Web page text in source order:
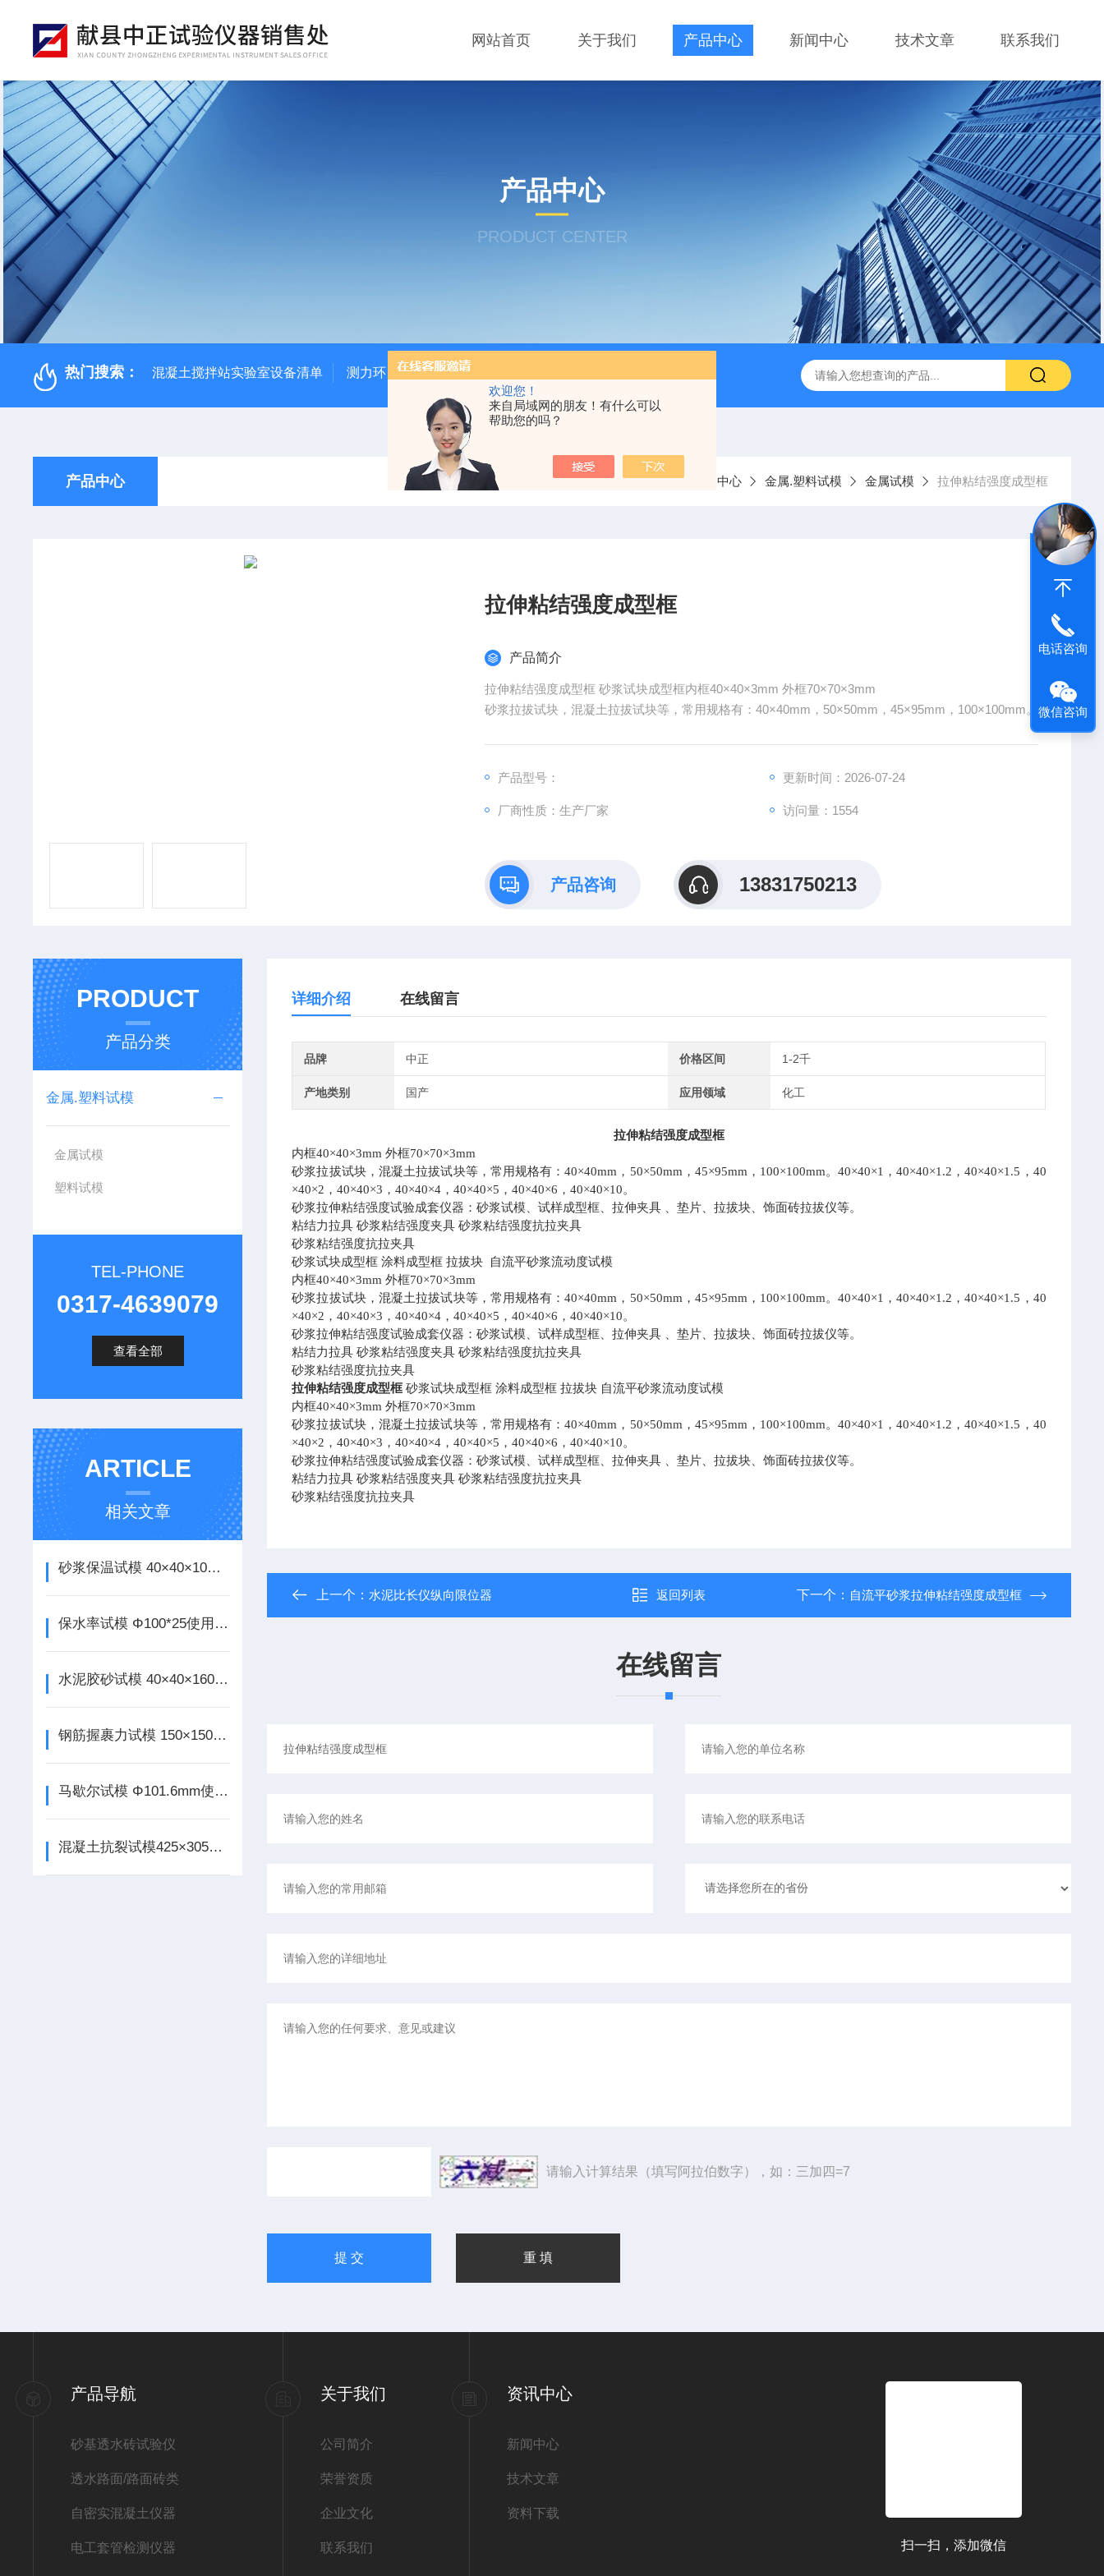
欢迎您！
来自局域网的朋友！有什么可以
帮助您的吗？
网站首页 关于我们 产品中心 新闻中心 技术文章 联系我们
产品中心
PRODUCT CENTER
热门搜索： 混凝土搅拌站实验室设备清单 测力环 混凝土抗弯拉弹性模量试验装置 钢结构防火涂料测厚仪 砂基透水砖透水速率试验装置
产品中心 当前位置：首页 产品中心 金属.塑料试模 金属试模 拉伸粘结强度成型框
拉伸粘结强度成型框
产品简介
拉伸粘结强度成型框 砂浆试块成型框内框40×40×3mm 外框70×70×3mm
砂浆拉拔试块，混凝土拉拔试块等，常用规格有：40×40mm，50×50mm，45×95mm，100×100mm。
产品型号： 更新时间：2026-07-24
厂商性质：生产厂家 访问量：1554
产品咨询 13831750213
PRODUCT
产品分类
金属.塑料试模
金属试模
塑料试模
TEL-PHONE
0317-4639079
查看全部
ARTICLE
相关文章
砂浆保温试模 40×40×10使用说明
保水率试模 Φ100*25使用说明
水泥胶砂试模 40×40×160使用说明
钢筋握裹力试模 150×150×150mm使用说明
马歇尔试模 Φ101.6mm使用说明
混凝土抗裂试模425×305×100使用说明
详细介绍 在线留言
品牌 中正 价格区间 1-2千
产地类别 国产 应用领域 化工
拉伸粘结强度成型框
内框40×40×3mm 外框70×70×3mm
砂浆拉拔试块，混凝土拉拔试块等，常用规格有：40×40mm，50×50mm，45×95mm，100×100mm。40×40×1，40×40×1.2，40×40×1.5，40
×40×2，40×40×3，40×40×4，40×40×5，40×40×6，40×40×10。
砂浆拉伸粘结强度试验成套仪器：砂浆试模、试样成型框、拉伸夹具 、垫片、拉拔块、饰面砖拉拔仪等。
粘结力拉具 砂浆粘结强度夹具 砂浆粘结强度抗拉夹具
砂浆粘结强度抗拉夹具
砂浆试块成型框 涂料成型框 拉拔块 自流平砂浆流动度试模
内框40×40×3mm 外框70×70×3mm
砂浆拉拔试块，混凝土拉拔试块等，常用规格有：40×40mm，50×50mm，45×95mm，100×100mm。40×40×1，40×40×1.2，40×40×1.5，40
×40×2，40×40×3，40×40×4，40×40×5，40×40×6，40×40×10。
砂浆拉伸粘结强度试验成套仪器：砂浆试模、试样成型框、拉伸夹具 、垫片、拉拔块、饰面砖拉拔仪等。
粘结力拉具 砂浆粘结强度夹具 砂浆粘结强度抗拉夹具
砂浆粘结强度抗拉夹具
拉伸粘结强度成型框 砂浆试块成型框 涂料成型框 拉拔块 自流平砂浆流动度试模
内框40×40×3mm 外框70×70×3mm
砂浆拉拔试块，混凝土拉拔试块等，常用规格有：40×40mm，50×50mm，45×95mm，100×100mm。40×40×1，40×40×1.2，40×40×1.5，40
×40×2，40×40×3，40×40×4，40×40×5，40×40×6，40×40×10。
砂浆拉伸粘结强度试验成套仪器：砂浆试模、试样成型框、拉伸夹具 、垫片、拉拔块、饰面砖拉拔仪等。
粘结力拉具 砂浆粘结强度夹具 砂浆粘结强度抗拉夹具
砂浆粘结强度抗拉夹具
上一个： 水泥比长仪纵向限位器 返回列表 下一个： 自流平砂浆拉伸粘结强度成型框
在线留言
请输入计算结果（填写阿拉伯数字），如：三加四=7
产品导航
砂基透水砖试验仪
透水路面/路面砖类
自密实混凝土仪器
电工套管检测仪器
关于我们
公司简介
荣誉资质
企业文化
联系我们
资讯中心
新闻中心
技术文章
资料下载
扫一扫，添加微信
电话咨询
微信咨询